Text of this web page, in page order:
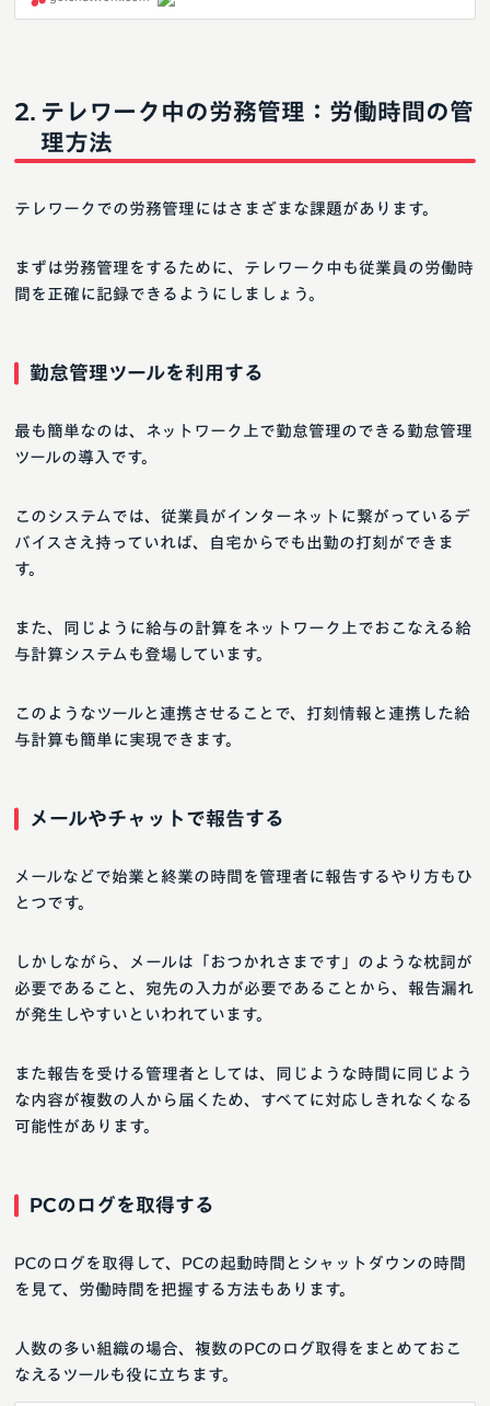
テレワーク中の労務管理：労働時間の管
理方法
テレワークでの労務管理にはさまざまな課題があります。
まずは労務管理をするために、テレワーク中も従業員の労働時
間を正確に記録できるようにしましょう。
勤怠管理ツールを利用する
最も簡単なのは、ネットワーク上で勤怠管理のできる勤怠管理
ツールの導入です。
このシステムでは、従業員がインターネットに繋がっているデ
バイスさえ持っていれば、自宅からでも出勤の打刻ができま
す。
また、同じように給与の計算をネットワーク上でおこなえる給
与計算システムも登場しています。
このようなツールと連携させることで、打刻情報と連携した給
与計算も簡単に実現できます。
メールやチャットで報告する
メールなどで始業と終業の時間を管理者に報告するやり方もひ
とつです。
しかしながら、メールは「おつかれさまです」のような枕詞が
必要であること、宛先の入力が必要であることから、報告漏れ
が発生しやすいといわれています。
また報告を受ける管理者としては、同じような時間に同じよう
な内容が複数の人から届くため、すべてに対応しきれなくなる
可能性があります。
PCのログを取得する
PCのログを取得して、PCの起動時間とシャットダウンの時間
を見て、労働時間を把握する方法もあります。
人数の多い組織の場合、複数のPCのログ取得をまとめておこ
なえるツールも役に立ちます。